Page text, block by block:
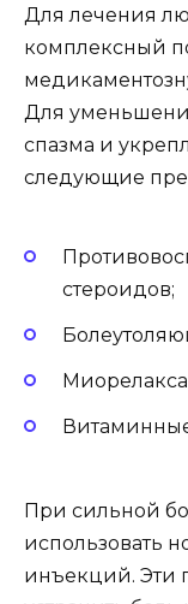
Для лечения
комплексный
Для
спазма и
следующие
стероидов;
При сильной
использовать
инъекций. Эти